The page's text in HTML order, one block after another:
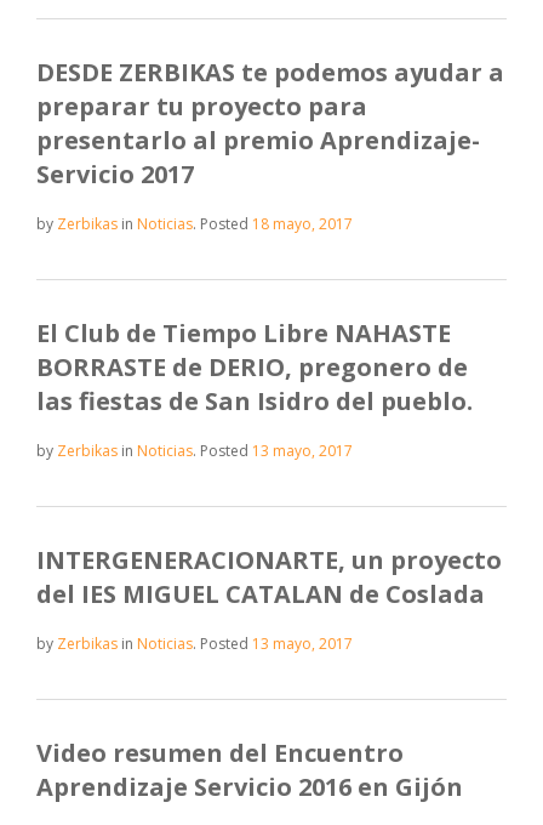
DESDE ZERBIKAS te podemos ayudar a
preparar tu proyecto para
presentarlo al premio Aprendizaje-
Servicio 2017
by Zerbikas in Noticias. Posted 18 mayo, 2017
El Club de Tiempo Libre NAHASTE
BORRASTE de DERIO, pregonero de
las fiestas de San Isidro del pueblo.
by Zerbikas in Noticias. Posted 13 mayo, 2017
INTERGENERACIONARTE, un proyecto
del IES MIGUEL CATALAN de Coslada
by Zerbikas in Noticias. Posted 13 mayo, 2017
Video resumen del Encuentro
Aprendizaje Servicio 2016 en Gijón